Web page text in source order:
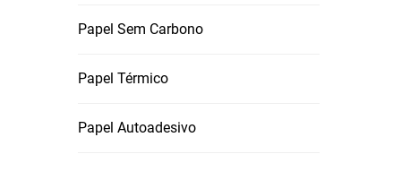
permitindo criar adesivos e etiquetas
embaixador silencioso da marca. Seja um
marca de lanches infantis, as opções de
escolares, artesãos podem projetar adesivos
Papel Sem Carbono
Papel Térmico
Papel Autoadesivo